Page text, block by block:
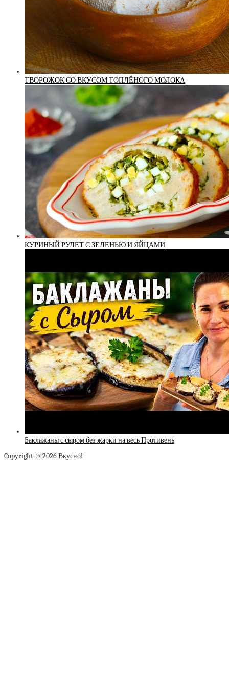
ТВОРОЖОК СО ВКУСОМ ТОПЛЁНОГО МОЛОКА
КУРИНЫЙ РУЛЕТ С ЗЕЛЕНЬЮ И ЯЙЦАМИ
Баклажаны с сыром без жарки на весь Противень
Copyright © 2026 Вкусно!